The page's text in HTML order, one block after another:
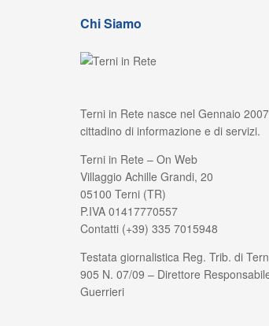
Chi Siamo
Terni in Rete nasce nel Gennaio
cittadino di informazione e di servizi.
Terni in Rete – On Web
Villaggio Achille Grandi, 20
05100 Terni (TR)
P.IVA 01417770557
Contatti (+39) 335 7015948
Testata giornalistica Reg. Trib. di
905 N. 07/09 – Direttore
Guerrieri